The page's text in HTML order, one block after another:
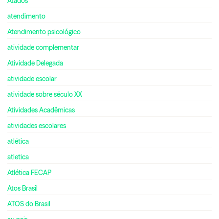
atendimento
Atendimento psicológico
atividade complementar
Atividade Delegada
atividade escolar
atividade sobre século XX
Atividades Acadêmicas
atividades escolares
atlética
atletica
Atlética FECAP
Atos Brasil
ATOS do Brasil